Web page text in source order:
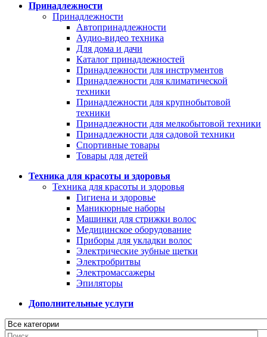
Принадлежности
Принадлежности
Автопринадлежности
Аудио-видео техника
Для дома и дачи
Каталог принадлежностей
Принадлежности для инструментов
Принадлежности для климатической
техники
Принадлежности для крупнобытовой
техники
Принадлежности для мелкобытовой техники
Принадлежности для садовой техники
Спортивные товары
Товары для детей
Техника для красоты и здоровья
Техника для красоты и здоровья
Гигиена и здоровье
Маникюрные наборы
Машинки для стрижки волос
Медицинское оборудование
Приборы для укладки волос
Электрические зубные щетки
Электробритвы
Электромассажеры
Эпиляторы
Дополнительные услуги